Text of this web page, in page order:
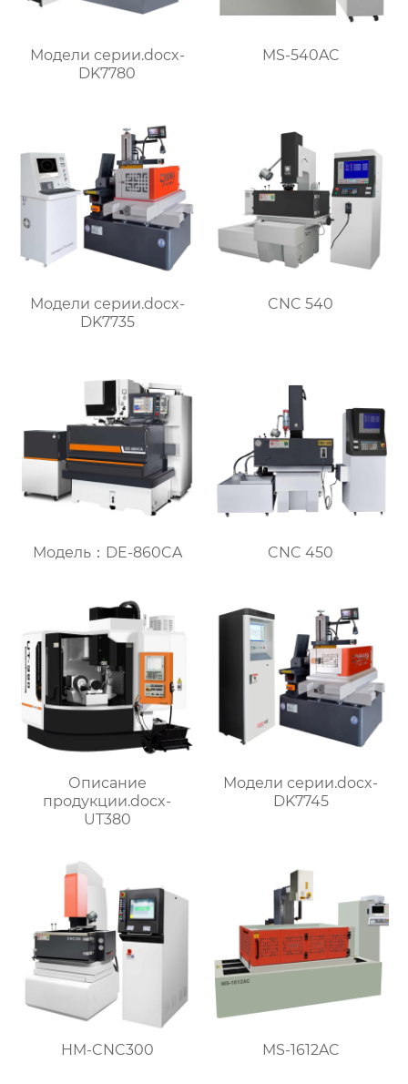
Модели серии.docx-
DK7780
MS-540AC
Модели серии.docx-
DK7735
CNC 540
Модель：DE-860CA CNC 450
Описание
продукции.docx-
UT380
Модели серии.docx-
DK7745
HM-CNC300 MS-1612AC